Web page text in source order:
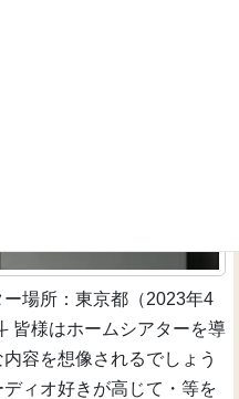
場所：東京都（2023年4
皆様はホームシアターを導
容を想像されるでしょう
ィオ好きが高じて・等を